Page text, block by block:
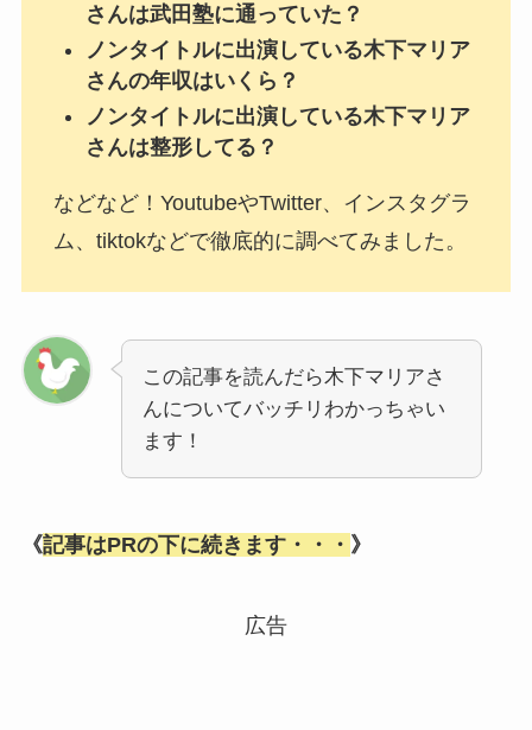
さんは武田塾に通っていた？
ノンタイトルに出演している木下マリア
さんの年収はいくら？
ノンタイトルに出演している木下マリア
さんは整形してる？
などなど！YoutubeやTwitter、インスタグラ
ム、tiktokなどで徹底的に調べてみました。
この記事を読んだら木下マリアさ
んについてバッチリわかっちゃい
ます！
《記事はPRの下に続きます・・・ 》
広告